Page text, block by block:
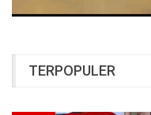
TERPOPULER